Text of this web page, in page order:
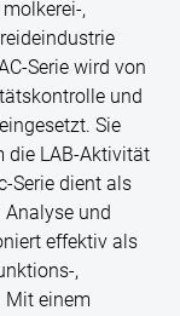
,
Serie wird von
und
Sie
die LAB-Aktivität
Serie dient als
und
effektiv als
,
Mit einem